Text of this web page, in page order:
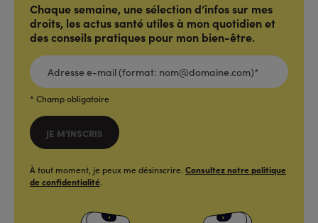
Chaque semaine, une sélection d’infos sur mes
droits, les actus santé utiles à mon quotidien et
des conseils pratiques pour mon bien-être.
ADRESSE
E-
MAIL
(FORMAT:
NOM@DOMAINE.COM)*
* Champ obligatoire
JE M'INSCRIS
À tout moment, je peux me désinscrire. Consultez notre politique
de confidentialité.